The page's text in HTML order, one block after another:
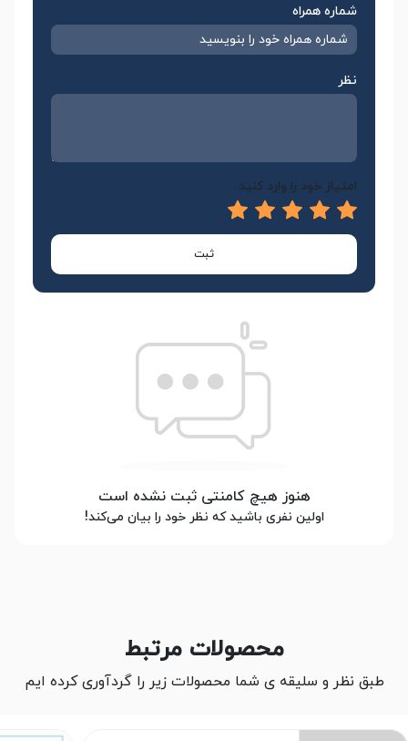
شماره همراه
نظر
امتیاز خود را وارد کنید
ثبت
هنوز هیچ کامنتی ثبت نشده است
اولین نفری باشید که نظر خود را بیان می‌کند!
محصولات مرتبط
طبق نظر و سلیقه ی شما محصولات زیر را گردآوری کرده ایم